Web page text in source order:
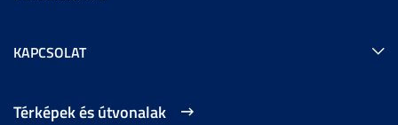
KAPCSOLAT
Térképek és útvonalak